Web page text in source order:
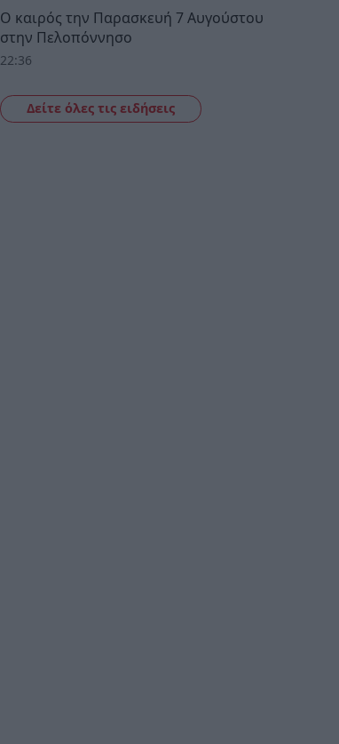
Ο καιρός την Παρασκευή 7 Αυγούστου
στην Πελοπόννησο
22:36
Δείτε όλες τις ειδήσεις